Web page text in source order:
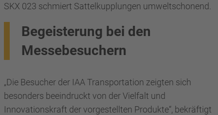
SKX 023 schmiert Sattelkupplungen umweltschonend.
Begeisterung bei den
Messebesuchern
„Die Besucher der IAA Transportation zeigten sich
besonders beeindruckt von der Vielfalt und
Innovationskraft der vorgestellten Produkte“, bekräftigt